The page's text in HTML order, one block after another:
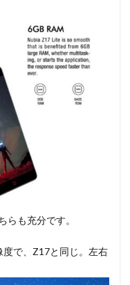
らも充分です。
で、Z17と同じ。左右